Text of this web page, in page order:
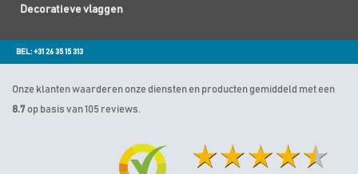
Decoratieve vlaggen
BEL: +31 26 35 15 313
Onze klanten waarderen onze diensten en producten gemiddeld met een
8.7 op basis van 105 reviews.